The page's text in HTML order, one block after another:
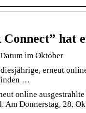
Connect”
im Oktober
erneut
…
online
Am Donnerstag, 28.